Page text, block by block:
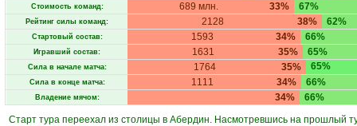
Стоимость команд: 33%
689 млн. 67%
Рейтинг силы команд: 38%
2128 62%
Стартовый состав: 34%
1593 66%
Игравший состав: 35%
1631 65%
Сила в начале матча: 35%
1764 65%
Сила в конце матча: 34%
1111 66%
Владение мячом: 34%
66%
Старт тура переехал из столицы в Абердин. Насмотревшись на прошлый